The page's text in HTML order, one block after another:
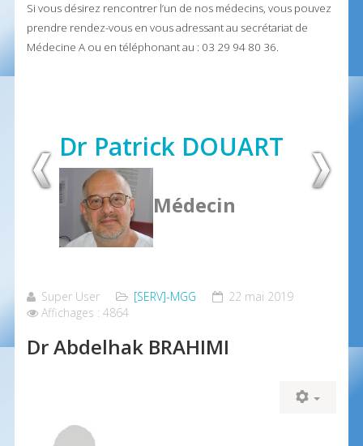
Si vous désirez rencontrer l’un de nos médecins, vous pouvez
prendre rendez-vous en vous adressant au secrétariat de
Médecine A ou en téléphonant au : 03 29 94 80 36.
Dr Patrick DOUART
Médecin
Super User [SERV]-MGG
22 mai 2019
Affichages : 4864
Dr Abdelhak BRAHIMI